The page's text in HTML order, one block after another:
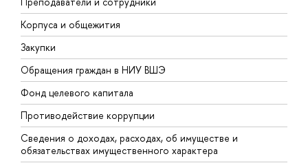
Корпуса и общежития
Закупки
Обращения граждан в НИУ ВШЭ
Фонд целевого капитала
Противодействие коррупции
Сведения о доходах, расходах, об имуществе и
обязательствах имущественного характера